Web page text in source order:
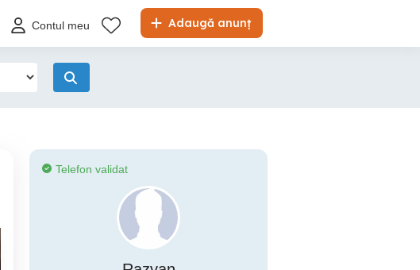
Adaugă anunț
Contul meu
Telefon validat